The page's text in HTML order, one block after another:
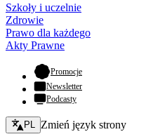
Szkoły i uczelnie
Zdrowie
Prawo dla każdego
Akty Prawne
Promocje- otwiera się w
Newsletter
Podcasty
Zmień język - bieżący:
PL Zmień język strony